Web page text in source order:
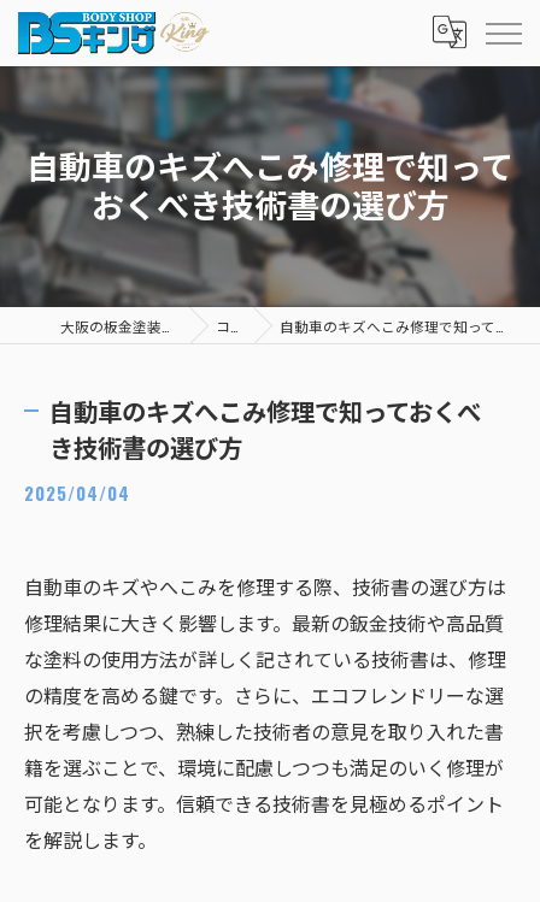
自動車のキズへこみ修理で知って
おくべき技術書の選び方
コラム 自動車のキズへこみ修理で知っておくべき技術書の選び方
自動車のキズへこみ修理で知っておくべ
き技術書の選び方
2025/04/04
自動車のキズやへこみを修理する際、技術書の選び方は
修理結果に大きく影響します。最新の鈑金技術や高品質
な塗料の使用方法が詳しく記されている技術書は、修理
の精度を高める鍵です。さらに、エコフレンドリーな選
択を考慮しつつ、熟練した技術者の意見を取り入れた書
籍を選ぶことで、環境に配慮しつつも満足のいく修理が
可能となります。信頼できる技術書を見極めるポイント
を解説します。